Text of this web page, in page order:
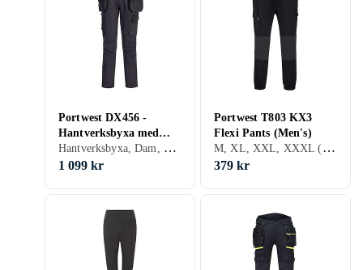
Portwest DX456 -
Hantverksbyxa med
stretch och avtagbara
hängfickor Svart C48
Hantverksbyxa, Dam, Herr
1 099 kr
Portwest T803 KX3
Flexi Pants (Men's)
M, XL, XXL, XXXL (3XL)
379 kr